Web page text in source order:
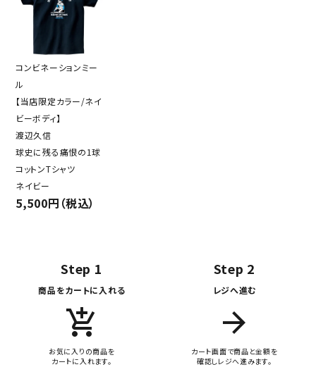
コンビネーションミー
ル
【当店限定カラー/ネイ
ビーボディ】
渡辺久信
球史に残る痛恨の1球
コットンTシャツ
ネイビー
5,500円（税込）
Step 1
商品をカートに入れる
add_shopping_cart
お気に入りの商品を
カートに入れます。
Step 2
レジへ進む
arrow_forward
カート画面で商品と金額を
確認しレジへ進みます。